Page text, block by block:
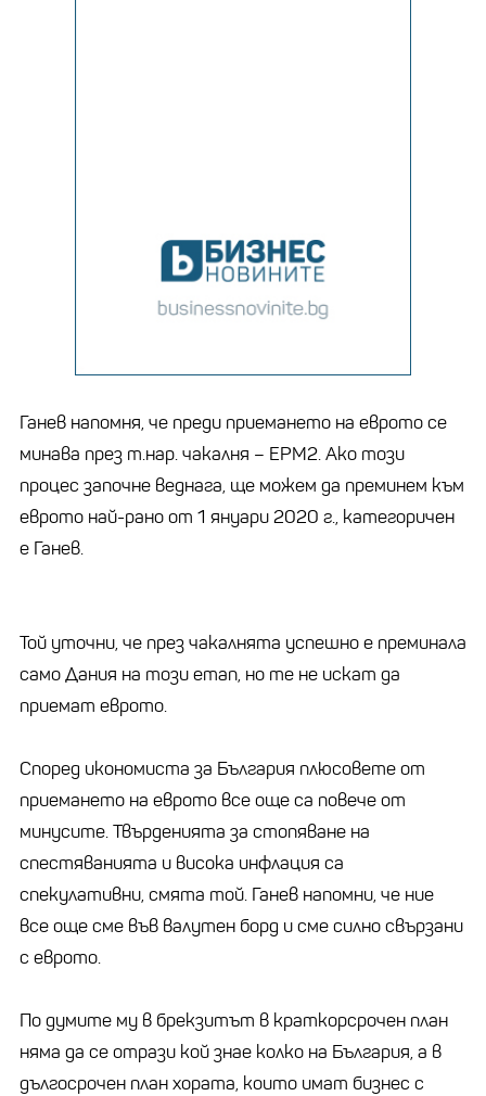
Ганев напомня, че преди приемането на еврото се
минава през т.нар. чакалня – ЕРМ2. Ако този
процес започне веднага, ще можем да преминем към
еврото най-рано от 1 януари 2020 г., категоричен
е Ганев.
Той уточни, че през чакалнята успешно е преминала
само Дания на този етап, но те не искат да
приемат еврото.
Според икономиста за България плюсовете от
приемането на еврото все още са повече от
минусите. Твърденията за стопяване на
спестяванията и висока инфлация са
спекулативни, смята той. Ганев напомни, че ние
все още сме във валутен борд и сме силно свързани
с еврото.
По думите му в брекзитът в краткорсрочен план
няма да се отрази кой знае колко на България, а в
дългосрочен план хората, които имат бизнес с